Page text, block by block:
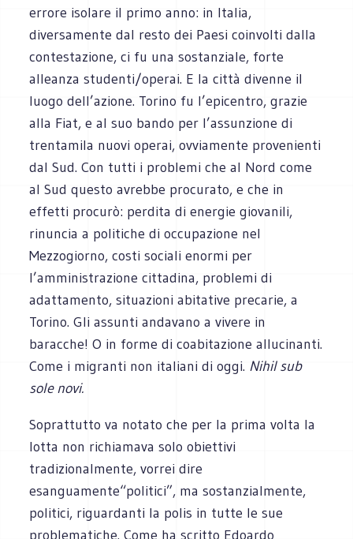
errore isolare il primo anno: in Italia,
diversamente dal resto dei Paesi coinvolti dalla
contestazione, ci fu una sostanziale, forte
alleanza studenti/operai. E la città divenne il
luogo dell’azione. Torino fu l’epicentro, grazie
alla Fiat, e al suo bando per l’assunzione di
trentamila nuovi operai, ovviamente provenienti
dal Sud. Con tutti i problemi che al Nord come
al Sud questo avrebbe procurato, e che in
effetti procurò: perdita di energie giovanili,
rinuncia a politiche di occupazione nel
Mezzogiorno, costi sociali enormi per
l’amministrazione cittadina, problemi di
adattamento, situazioni abitative precarie, a
Torino. Gli assunti andavano a vivere in
baracche! O in forme di coabitazione allucinanti.
Come i migranti non italiani di oggi. Nihil sub
sole novi.
Soprattutto va notato che per la prima volta la
lotta non richiamava solo obiettivi
tradizionalmente, vorrei dire
esanguamente“politici”, ma sostanzialmente,
politici, riguardanti la polis in tutte le sue
problematiche. Come ha scritto Edoardo